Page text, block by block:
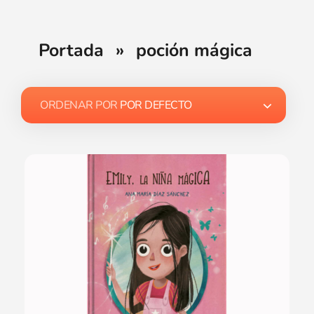
Portada » poción mágica
ORDENAR POR POR DEFECTO